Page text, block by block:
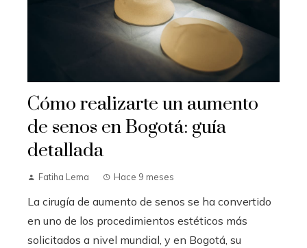
Cómo realizarte un aumento
de senos en Bogotá: guía
detallada
Fatiha Lema Hace 9 meses
La cirugía de aumento de senos se ha convertido
en uno de los procedimientos estéticos más
solicitados a nivel mundial, y en Bogotá, su